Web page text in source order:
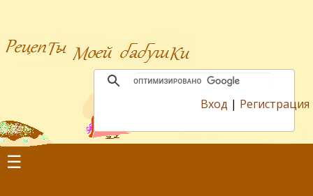
Вход | Регистрация
☰